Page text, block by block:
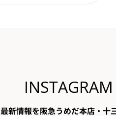
INSTAGRAM
最新情報を阪急うめだ本店・十